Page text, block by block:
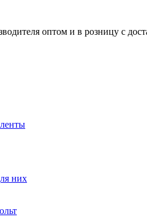
оптом и в розницу с
них